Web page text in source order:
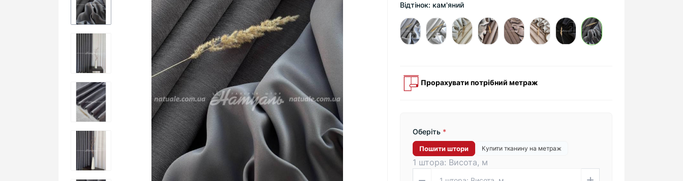
Відтінок: кам'яний
Прорахувати потрібний метраж
Оберіть *
Пошити штори Купити тканину на метраж
1 штора: Висота, м